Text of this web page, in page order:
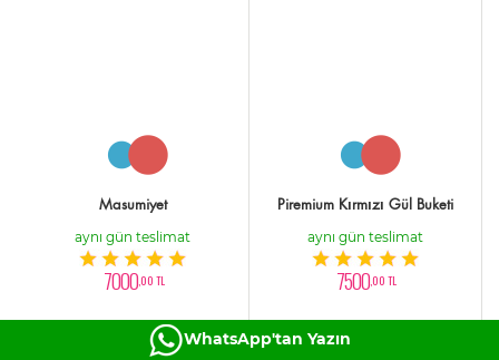
Masumiyet
aynı gün teslimat
7000,00 TL
Piremium Kırmızı Gül Buketi
aynı gün teslimat
7500,00 TL
WhatsApp'tan Yazın